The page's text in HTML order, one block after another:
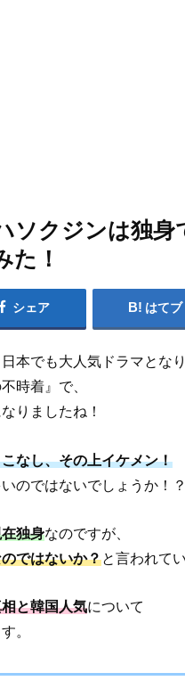
ソクジンは独
た！
シェア はてブ
本でも大人気ドラマとなり
時着』で、
りましたね！
なし、その上イケメン！
のではないでしょうか！？
独身なのですが、
ではないか？と言われて
と韓国人気について
。